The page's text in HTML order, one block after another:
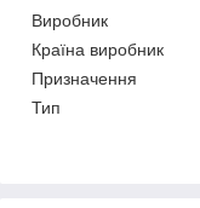
Виробник
Країна виробник
Призначення
Тип